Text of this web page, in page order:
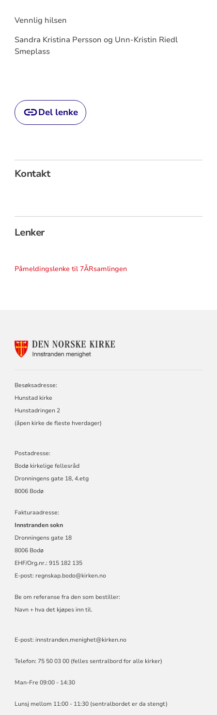
Vennlig hilsen
Sandra Kristina Persson og Unn-Kristin Riedl
Smeplass
Del lenke
Kontakt
Lenker
Påmeldingslenke til 7ÅRsamlingen
Besøksadresse:
Hunstad kirke
Hunstadringen 2
(åpen kirke de fleste hverdager)
Postadresse:
Bodø kirkelige fellesråd
Dronningens gate 18, 4.etg
8006 Bodø
Fakturaadresse:
Innstranden sokn
Dronningens gate 18
8006 Bodø
EHF/Org.nr.: 915 182 135
E-post: regnskap.bodo@kirken.no
Be om referanse fra den som bestiller:
Navn + hva det kjøpes inn til.
E-post: innstranden.menighet@kirken.no
Telefon: 75 50 03 00 (felles sentralbord for alle kirker)
Man-Fre 09:00 - 14:30
Lunsj mellom 11:00 - 11:30 (sentralbordet er da stengt)